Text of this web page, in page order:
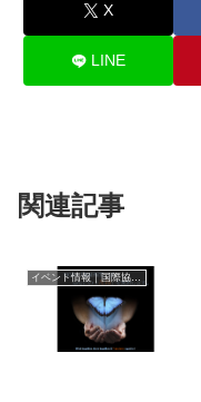
X
LINE
関連記事